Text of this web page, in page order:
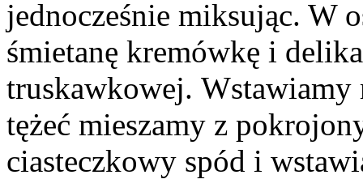
jednocześnie miksując. W
śmietanę kremówkę i
truskawkowej. Wstawiamy
tężeć mieszamy z
ciasteczkowy spód i